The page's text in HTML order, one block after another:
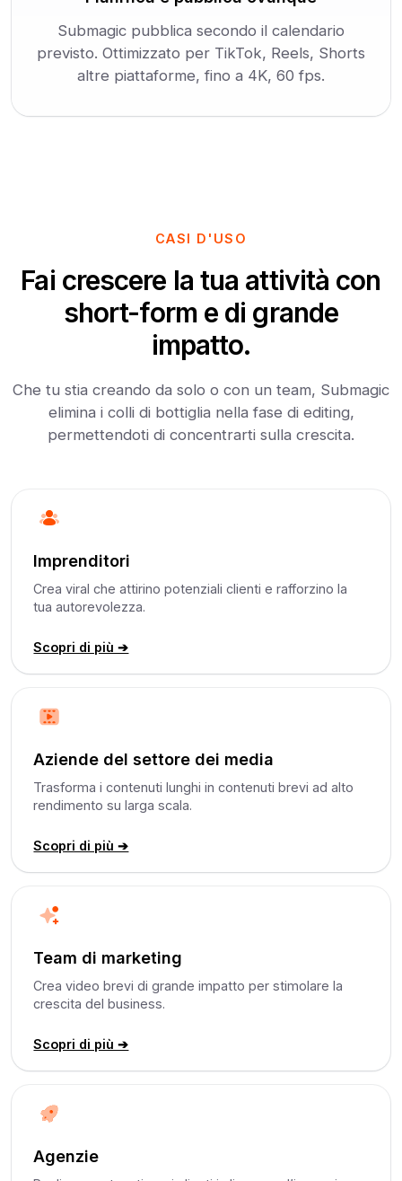
Submagic pubblica secondo il calendario
previsto. Ottimizzato per TikTok, Reels, Shorts
altre piattaforme, fino a 4K, 60 fps.
CASI D'USO
Fai crescere la tua attività con
short-form e di grande
impatto.
Che tu stia creando da solo o con un team, Submagic
elimina i colli di bottiglia nella fase di editing,
permettendoti di concentrarti sulla crescita.
Imprenditori
Crea viral che attirino potenziali clienti e rafforzino la
tua autorevolezza.
Scopri di più ➔
Aziende del settore dei media
Trasforma i contenuti lunghi in contenuti brevi ad alto
rendimento su larga scala.
Scopri di più ➔
Team di marketing
Crea video brevi di grande impatto per stimolare la
crescita del business.
Scopri di più ➔
Agenzie